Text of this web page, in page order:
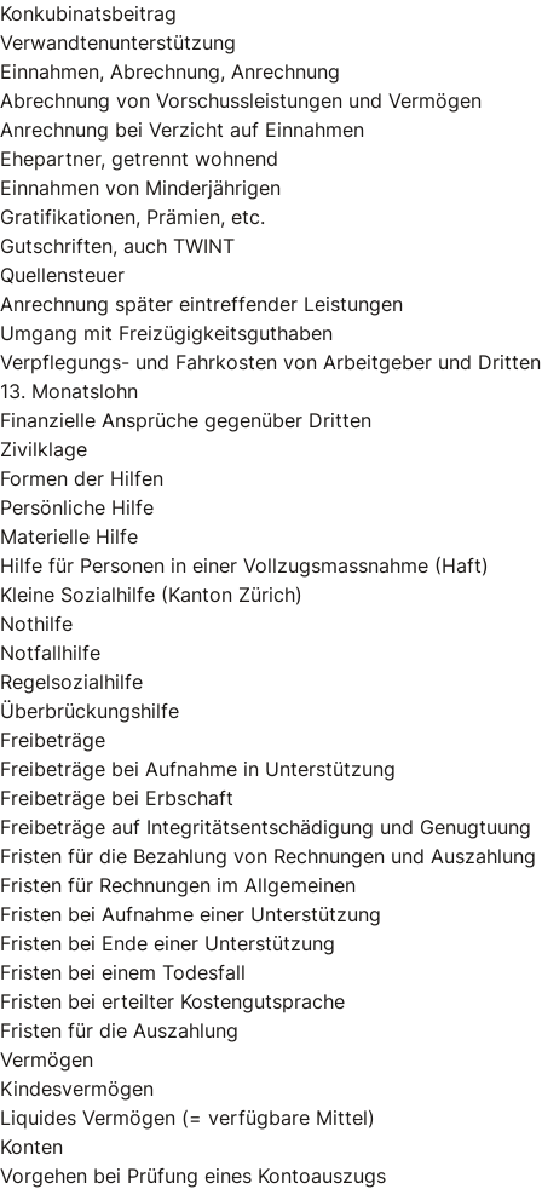
Konkubinatsbeitrag
Verwandtenunterstützung
Einnahmen, Abrechnung, Anrechnung
Abrechnung von Vorschussleistungen und Vermögen
Anrechnung bei Verzicht auf Einnahmen
Ehepartner, getrennt wohnend
Einnahmen von Minderjährigen
Gratifikationen, Prämien, etc.
Gutschriften, auch TWINT
Quellensteuer
Anrechnung später eintreffender Leistungen
Umgang mit Freizügigkeitsguthaben
Verpflegungs- und Fahrkosten von Arbeitgeber und Dritten
13. Monatslohn
Finanzielle Ansprüche gegenüber Dritten
Zivilklage
Formen der Hilfen
Persönliche Hilfe
Materielle Hilfe
Hilfe für Personen in einer Vollzugsmassnahme (Haft)
Kleine Sozialhilfe (Kanton Zürich)
Nothilfe
Notfallhilfe
Regelsozialhilfe
Überbrückungshilfe
Freibeträge
Freibeträge bei Aufnahme in Unterstützung
Freibeträge bei Erbschaft
Freibeträge auf Integritätsentschädigung und Genugtuung
Fristen für die Bezahlung von Rechnungen und Auszahlung
Fristen für Rechnungen im Allgemeinen
Fristen bei Aufnahme einer Unterstützung
Fristen bei Ende einer Unterstützung
Fristen bei einem Todesfall
Fristen bei erteilter Kostengutsprache
Fristen für die Auszahlung
Vermögen
Kindesvermögen
Liquides Vermögen (= verfügbare Mittel)
Konten
Vorgehen bei Prüfung eines Kontoauszugs